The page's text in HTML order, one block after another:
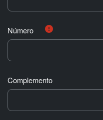
Número
Complemento